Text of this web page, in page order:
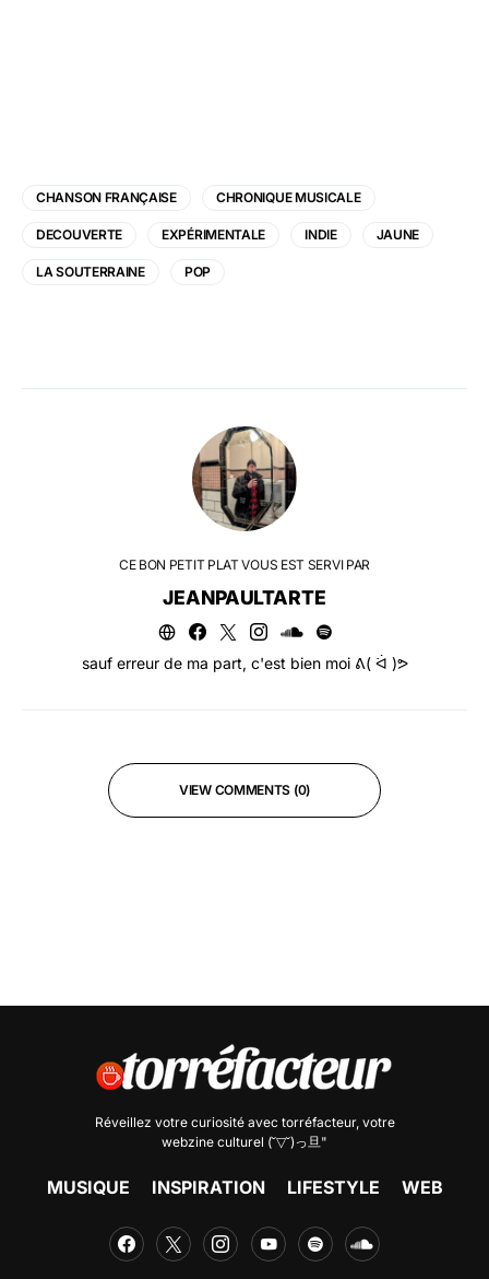
CHANSON FRANÇAISE CHRONIQUE MUSICALE
DECOUVERTE EXPÉRIMENTALE INDIE JAUNE
LA SOUTERRAINE POP
CE BON PETIT PLAT VOUS EST SERVI PAR
JEANPAULTARTE
sauf erreur de ma part, c'est bien moi ᕕ( ᐛ )ᕗ
VIEW COMMENTS (0)
Réveillez votre curiosité avec torréfacteur, votre
webzine culturel (˘▽˘)っ旦"
MUSIQUE INSPIRATION LIFESTYLE WEB